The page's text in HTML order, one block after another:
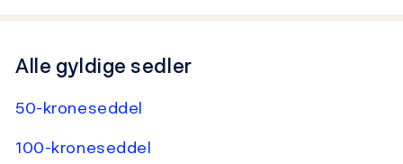
Alle gyldige sedler
50-kroneseddel
100-kroneseddel